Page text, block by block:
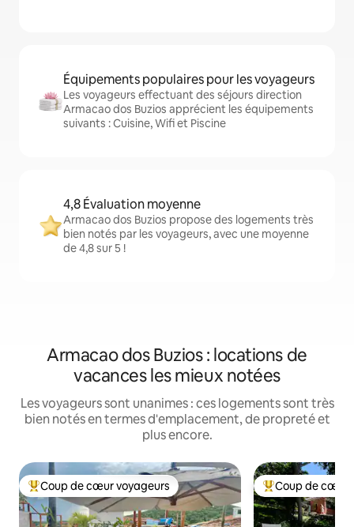
Équipements populaires pour les voyageurs
Les voyageurs effectuant des séjours direction
Armacao dos Buzios apprécient les équipements
suivants : Cuisine, Wifi et Piscine
4,8 Évaluation moyenne
Armacao dos Buzios propose des logements très
bien notés par les voyageurs, avec une moyenne
de 4,8 sur 5 !
Armacao dos Buzios : locations de
vacances les mieux notées
Les voyageurs sont unanimes : ces logements sont très
bien notés en termes d'emplacement, de propreté et
plus encore.
Coups de cœur voyageurs les plus appréciés
Coup de cœur voyageurs Coups de cœur
Coup de cœur